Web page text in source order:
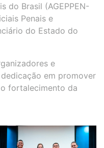
do Brasil (AGEPPEN-
Penais e
do Estado do
e
em promover
fortalecimento da